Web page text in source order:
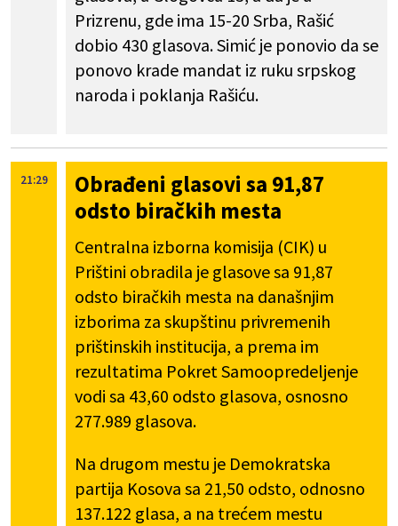
Prizrenu, gde ima 15-20 Srba, Rašić
dobio 430 glasova. Simić je ponovio da se
ponovo krade mandat iz ruku srpskog
naroda i poklanja Rašiću.
21:29
Obrađeni glasovi sa 91,87
odsto biračkih mesta
Centralna izborna komisija (CIK) u
Prištini obradila je glasove sa 91,87
odsto biračkih mesta na današnjim
izborima za skupštinu privremenih
prištinskih institucija, a prema im
rezultatima Pokret Samoopredeljenje
vodi sa 43,60 odsto glasova, osnosno
277.989 glasova.
Na drugom mestu je Demokratska
partija Kosova sa 21,50 odsto, odnosno
137.122 glasa, a na trećem mestu